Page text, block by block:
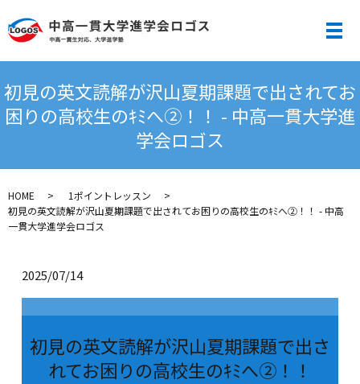
メ
初見の英文読解が沢山夏期課題で出されてお
困りの高校生のｷﾐへ②！！ - 中高一貫大学進
学会ロゴス
HOME
1ポイントレッスン
初見の英文読解が沢山夏期課題で出されてお困りの高校生のｷﾐへ②！！ - 中高
一貫大学進学会ロゴス
2025/07/14
初見の英文読解が沢山夏期課題で出さ
れてお困りの高校生のｷﾐへ②！！